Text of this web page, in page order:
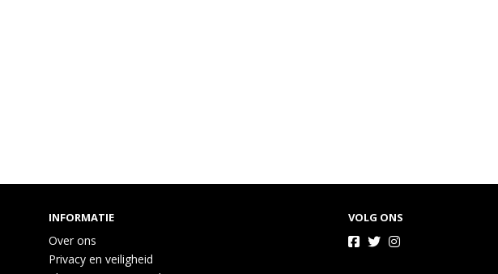
INFORMATIE
Over ons
Privacy en veiligheid
VOLG ONS